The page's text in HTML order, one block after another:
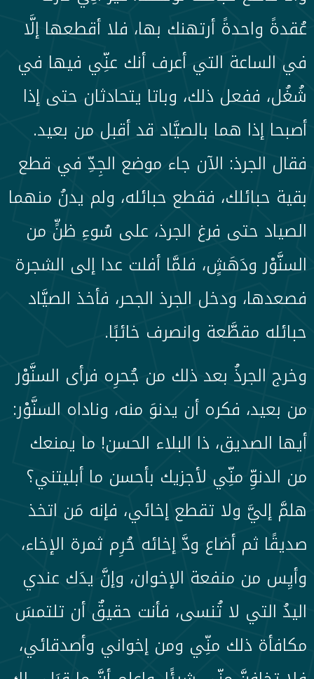
عُقدةً واحدةً أرتهنك بها، فلا أقطعها إلَّا
في الساعة التي أعرف أنك عنِّي فيها في
شُغُل، ففعل ذلك، وباتا يتحادثان حتى إذا
أصبحا إذا هما بالصيَّاد قد أقبل من بعيد.
فقال الجرذ: الآن جاء موضع الجِدِّ في قطع
بقية حبائلك، فقطع حبائله، ولم يدنُ منهما
الصياد حتى فرغ الجرذ، على سُوءِ ظنٍّ من
السنَّوْر ودَهَشٍ، فلمَّا أفلت عدا إلى الشجرة
فصعدها، ودخل الجرذ الجحر، فأخذ الصيَّاد
حبائله مقطَّعة وانصرف خائبًا.
وخرج الجرذُ بعد ذلك من جُحرِه فرأى السنَّوْر
من بعيد، فكره أن يدنوَ منه، وناداه السنَّوْر:
أيها الصديق، ذا البلاء الحسن! ما يمنعك
من الدنوِّ منِّي لأجزيك بأحسن ما أبليتني؟
هلمَّ إليَّ ولا تقطع إخائي، فإنه مَن اتخذ
صديقًا ثم أضاع ودَّ إخائه حُرِم ثمرة الإخاء،
وأيِس من منفعة الإخوان، وإنَّ يدَك عندي
اليدُ التي لا تُنسى، فأنت حقيقٌ أن تلتمسَ
مكافأة ذلك منِّي ومن إخواني وأصدقائي،